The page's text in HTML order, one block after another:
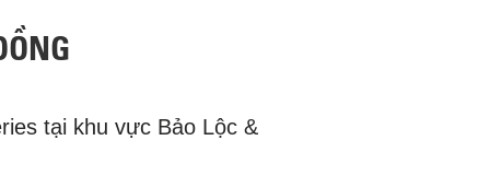
tại khu vực Bảo Lộc &